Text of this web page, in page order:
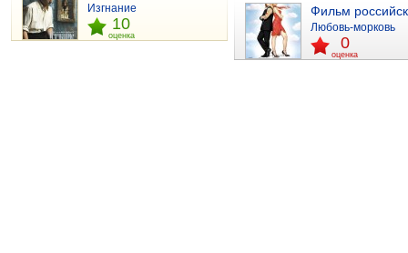
Изгнание
10
оценка
Фильм
Любовь-морковь
0
оценка